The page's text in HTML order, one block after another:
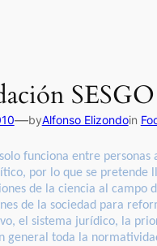
—byAlfonso Elizondoin
funciona entre personas
por lo que se pretende
de la ciencia al campo
de la sociedad para
el sistema jurídico, la
general toda la